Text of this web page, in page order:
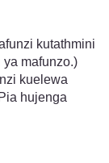
kutathmini
ya mafunzo.)
kuelewa
hujenga